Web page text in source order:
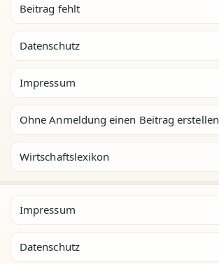
Beitrag fehlt
Datenschutz
Impressum
Ohne Anmeldung einen Beitrag erstellen
Wirtschaftslexikon
Impressum
Datenschutz